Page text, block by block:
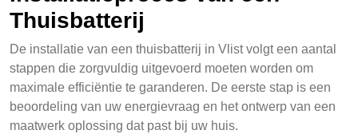
Thuisbatterij
De installatie van een thuisbatterij in Vlist volgt een aantal
stappen die zorgvuldig uitgevoerd moeten worden om
maximale efficiëntie te garanderen. De eerste stap is een
beoordeling van uw energievraag en het ontwerp van een
maatwerk oplossing dat past bij uw huis.